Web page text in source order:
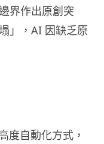
界作出原創突
」，AI 因缺乏原
度自動化方式，